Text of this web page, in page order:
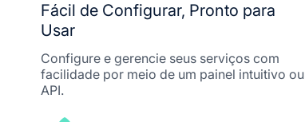
Fácil de Configurar, Pronto para
Usar
Configure e gerencie seus serviços com
facilidade por meio de um painel intuitivo ou
API.